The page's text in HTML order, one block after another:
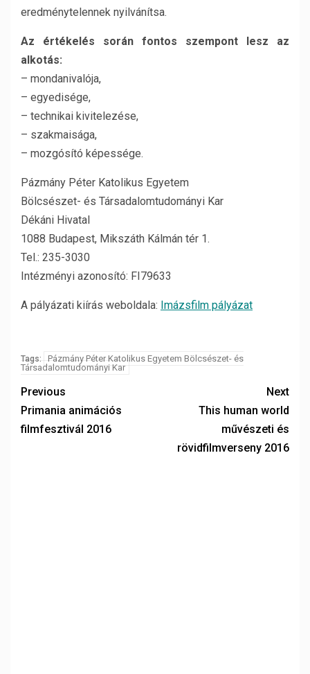
eredménytelennek nyilvánítsa.
Az értékelés során fontos szempont lesz az
alkotás:
– mondanivalója,
– egyedisége,
– technikai kivitelezése,
– szakmaisága,
– mozgósító képessége.
Pázmány Péter Katolikus Egyetem
Bölcsészet- és Társadalomtudományi Kar
Dékáni Hivatal
1088 Budapest, Mikszáth Kálmán tér 1.
Tel.: 235-3030
Intézményi azonosító: FI79633
A pályázati kiírás weboldala: Imázsfilm pályázat
Tags:
Pázmány Péter Katolikus Egyetem Bölcsészet- és
Társadalomtudományi Kar
Previous
Primania animációs
filmfesztivál 2016
Next
This human world
művészeti és
rövidfilmverseny 2016